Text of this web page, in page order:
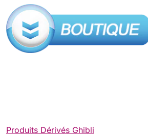
Produits Dérivés Ghibli